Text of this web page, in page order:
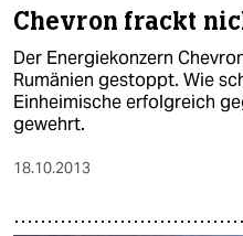
Chevron frackt
Der Energiekonzern
Rumänien gestoppt. Wie
Einheimische erfolgreich
gewehrt.
18.10.2013